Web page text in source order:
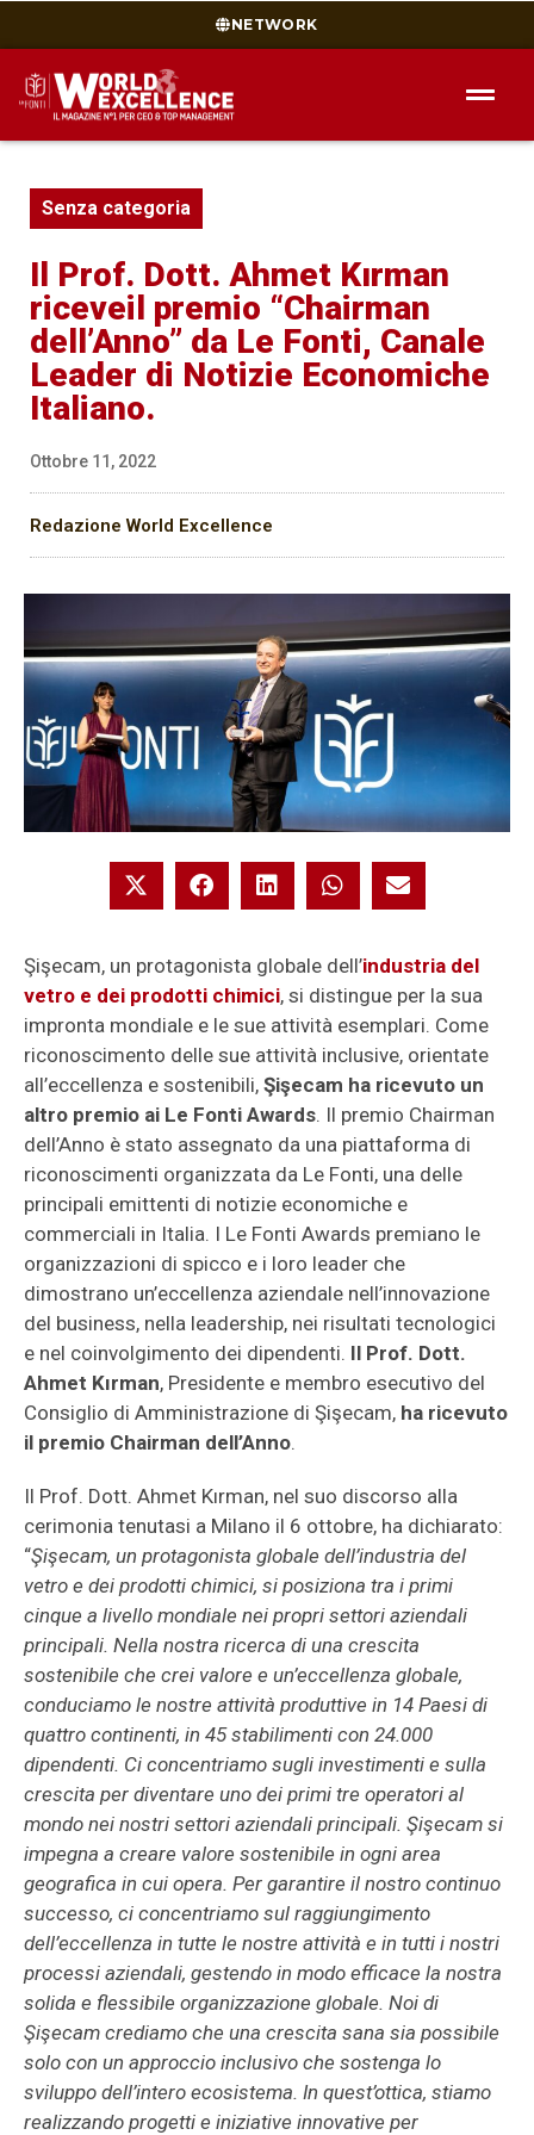
NETWORK
Senza categoria
Il Prof. Dott. Ahmet Kırman
riceveil premio “Chairman
dell’Anno” da Le Fonti, Canale
Leader di Notizie Economiche
Italiano.
Ottobre 11, 2022
Redazione World Excellence
Şişecam, un protagonista globale dell’industria del
vetro e dei prodotti chimici, si distingue per la sua
impronta mondiale e le sue attività esemplari. Come
riconoscimento delle sue attività inclusive, orientate
all’eccellenza e sostenibili, Şişecam ha ricevuto un
altro premio ai Le Fonti Awards. Il premio Chairman
dell’Anno è stato assegnato da una piattaforma di
riconoscimenti organizzata da Le Fonti, una delle
principali emittenti di notizie economiche e
commerciali in Italia. I Le Fonti Awards premiano le
organizzazioni di spicco e i loro leader che
dimostrano un’eccellenza aziendale nell’innovazione
del business, nella leadership, nei risultati tecnologici
e nel coinvolgimento dei dipendenti. Il Prof. Dott.
Ahmet Kırman, Presidente e membro esecutivo del
Consiglio di Amministrazione di Şişecam, ha ricevuto
il premio Chairman dell’Anno.
Il Prof. Dott. Ahmet Kırman, nel suo discorso alla
cerimonia tenutasi a Milano il 6 ottobre, ha dichiarato:
“Şişecam, un protagonista globale dell’industria del
vetro e dei prodotti chimici, si posiziona tra i primi
cinque a livello mondiale nei propri settori aziendali
principali. Nella nostra ricerca di una crescita
sostenibile che crei valore e un’eccellenza globale,
conduciamo le nostre attività produttive in 14 Paesi di
quattro continenti, in 45 stabilimenti con 24.000
dipendenti. Ci concentriamo sugli investimenti e sulla
crescita per diventare uno dei primi tre operatori al
mondo nei nostri settori aziendali principali. Şişecam si
impegna a creare valore sostenibile in ogni area
geografica in cui opera. Per garantire il nostro continuo
successo, ci concentriamo sul raggiungimento
dell’eccellenza in tutte le nostre attività e in tutti i nostri
processi aziendali, gestendo in modo efficace la nostra
solida e flessibile organizzazione globale. Noi di
Şişecam crediamo che una crescita sana sia possibile
solo con un approccio inclusivo che sostenga lo
sviluppo dell’intero ecosistema. In quest’ottica, stiamo
realizzando progetti e iniziative innovative per